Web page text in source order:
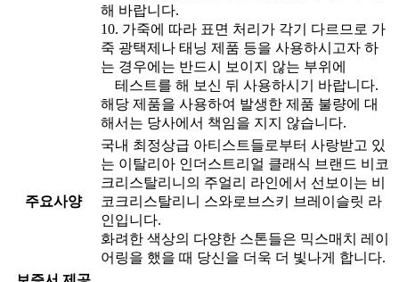
해 바랍니다.
10. 가죽에 따라 표면 처리가 각기 다르므로 가
죽 광택제나 태닝 제품 등을 사용하시고자 하
는 경우에는 반드시 보이지 않는 부위에
테스트를 해 보신 뒤 사용하시기 바랍니다.
해당 제품을 사용하여 발생한 제품 불량에 대
해서는 당사에서 책임을 지지 않습니다.
주요사양
국내 최정상급 아티스트들로부터 사랑받고 있
는 이탈리아 인더스트리얼 클래식 브랜드 비코
크리스탈리니의 주얼리 라인에서 선보이는 비
코크리스탈리니 스와로브스키 브레이슬릿 라
인입니다.
화려한 색상의 다양한 스톤들은 믹스매치 레이
어링을 했을 때 당신을 더욱 더 빛나게 합니다.